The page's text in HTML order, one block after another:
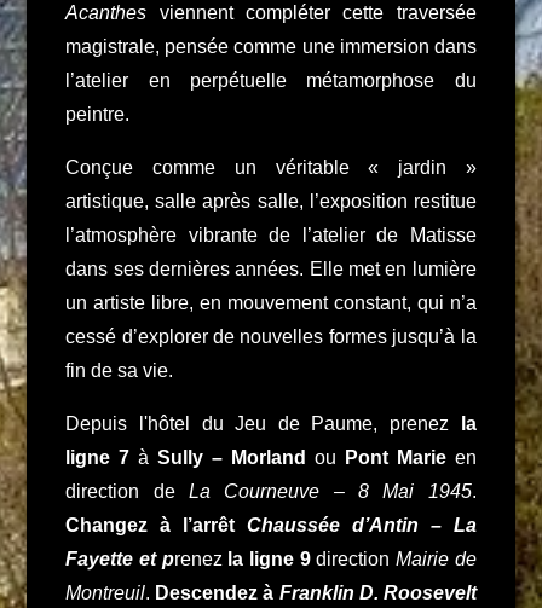
Acanthes viennent compléter cette traversée
magistrale, pensée comme une immersion dans
l’atelier en perpétuelle métamorphose du
peintre.
Conçue comme un véritable « jardin »
artistique, salle après salle, l’exposition restitue
l’atmosphère vibrante de l’atelier de Matisse
dans ses dernières années. Elle met en lumière
un artiste libre, en mouvement constant, qui n’a
cessé d’explorer de nouvelles formes jusqu’à la
fin de sa vie.
Depuis l'hôtel du Jeu de Paume, prenez
la
ligne 7 àSully – Morland ou Pont Marieen
direction deLa Courneuve – 8 Mai 1945.
Changez à l’arrêt Chaussée d’Antin – La
Fayette et prenez la ligne 9direction Mairie de
Montreuil. Descendez à Franklin D. Roosevelt